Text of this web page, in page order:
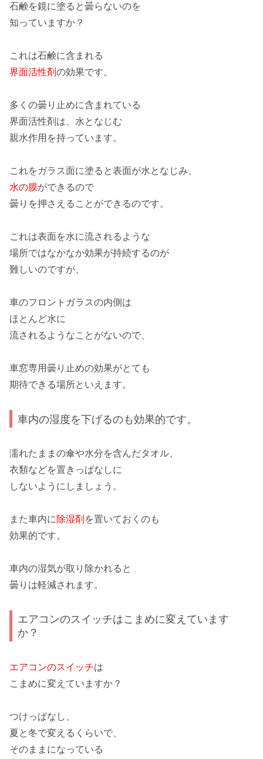
石鹸を鏡に塗ると曇らないのを
知っていますか？
これは石鹸に含まれる
界面活性剤の効果です。
多くの曇り止めに含まれている
界面活性剤は、水となじむ
親水作用 を持っています。
これをガラス面に塗ると表面が水となじみ、
水の膜ができるので
曇りを押さえることができるのです。
これは表面を水に流されるような
場所ではなかなか効果が持続するのが
難しいのですが、
車のフロントガラスの内側は
ほとんど水に
流されるようなことがないので、
車窓専用曇り止めの効果がとても
期待できる場所といえます。
車内の湿度を下げるのも効果的です。
濡れたままの傘や水分を含んだタオル、
衣類などを置きっぱなしに
しないようにしましょう。
また車内に 除湿剤 を置いておくのも
効果的です。
車内の湿気が取り除かれると
曇りは軽減されます。
エアコンのスイッチはこまめに変えています
か？
エアコンのスイッチは
こまめに変えていますか？
つけっぱなし
夏と冬で変えるくらいで、
そのままになっている